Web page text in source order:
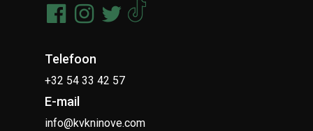
Telefoon
+32 54 33 42 57
E-mail
info@kvkninove.com